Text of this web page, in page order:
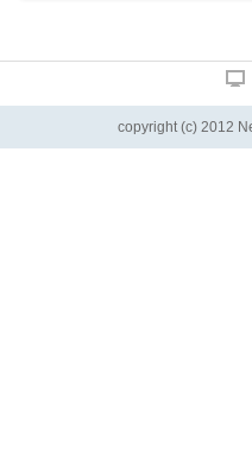
copyright (c) 2012